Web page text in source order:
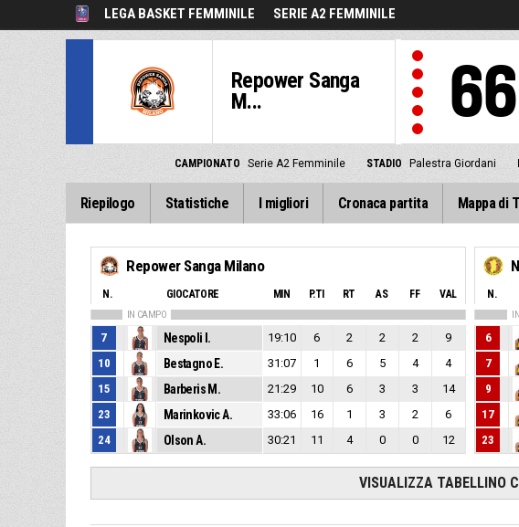
LEGA BASKET FEMMINILE SERIE A2 FEMMINILE
Repower Sanga
M...
66
CAMPIONATO Serie A2 Femminile STADIO Palestra Giordani
Riepilogo Statistiche I migliori Cronaca partita Mappa di
Repower Sanga Milano
N. GIOCATORE MIN P.TI RT AS FF VAL
IN CAMPO
7 Nespoli I. 19:10 6 2 2 2
9
10
Bestagno E. 31:07 1 6 5 4
4
15
Barberis M. 21:29 10 6 3 3
14
23
Marinkovic A. 33:06 16 1 3 2
6
24
Olson A. 30:21 11 4 0 0 12
N.
6
7
9
17
23
VISUALIZZA TABELLINO